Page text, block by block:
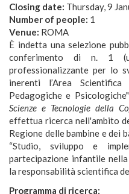
Closing date: Thursday, 9
Number of people: 1
Venue: ROMA
È indetta una selezione
conferimento di n. 1
professionalizzante per lo
inerenti l’Area
Pedagogiche e
Scienze e Tecnologie della
effettua ricerca nell'ambito
Regione delle bambine e dei
“Studio, sviluppo e
partecipazione infantile
la responsabilità scientifica
Programma di ricerca: